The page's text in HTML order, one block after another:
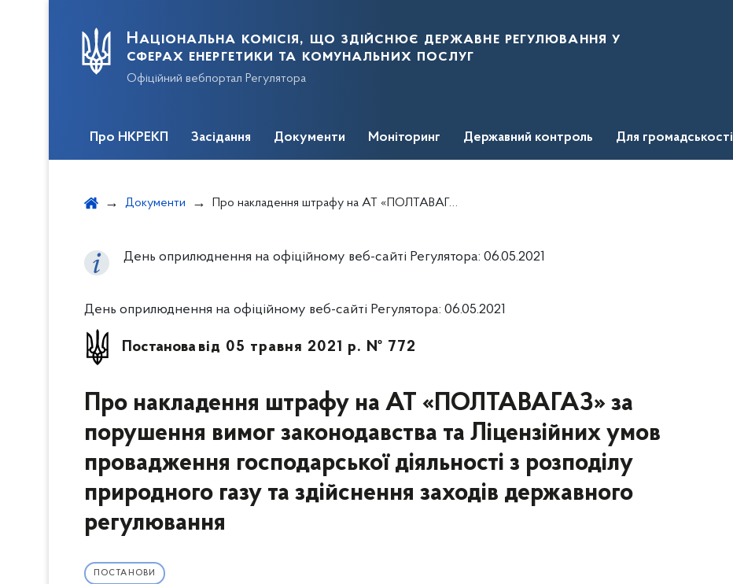
Національна комісія, що здійснює державне регулювання у
сферах енергетики та комунальних послуг
Офіційний вебпортал Регулятора
Про НКРЕКП Засідання Документи Моніторинг Державний контроль Для громадськості
Документи Про накладення штрафу на АТ «ПОЛТАВАГАЗ» за порушення вимог законодавства та Ліцензійних умов провадження господарської діяльності з розподілу природного газу та здійснення заходів державного регулювання
День оприлюднення на офіційному веб-сайті Регулятора: 06.05.2021
День оприлюднення на офіційному веб-сайті Регулятора: 06.05.2021
Постанова від 05 травня 2021 р. № 772
Про накладення штрафу на АТ «ПОЛТАВАГАЗ» за
порушення вимог законодавства та Ліцензійних умов
провадження господарської діяльності з розподілу
природного газу та здійснення заходів державного
регулювання
ПОСТАНОВИ